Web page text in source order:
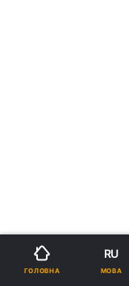
ГОЛОВНА
RU
МОВА